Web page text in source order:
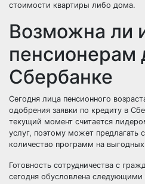
стоимости квартиры либо дома.
Возможна ли
пенсионерам
Сбербанке
Сегодня лица пенсионного
одобрения заявки по кредиту в
текущий момент считается
услуг, поэтому может предлагать
количество программ на
Готовность сотрудничества с
сегодня обусловлена следующими